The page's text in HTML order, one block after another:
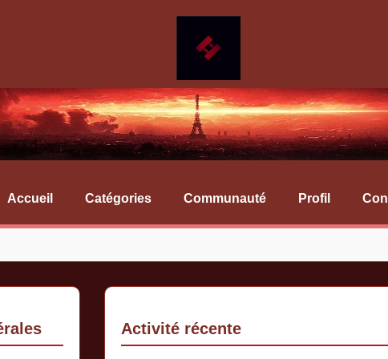
Accueil Catégories Communauté Profil
Activité récente